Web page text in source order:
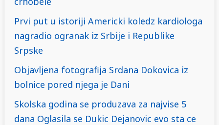
Prvi put u istoriji Americki koledz kardiologa
nagradio ogranak iz Srbije i Republike
Srpske
Objavljena fotografija Srdana Dokovica iz
bolnice pored njega je Dani
Skolska godina se produzava za najvise 5
dana Oglasila se Dukic Dejanovic evo sta ce